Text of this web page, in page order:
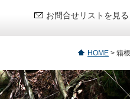
お問合せリストを見る
HOME > 箱根